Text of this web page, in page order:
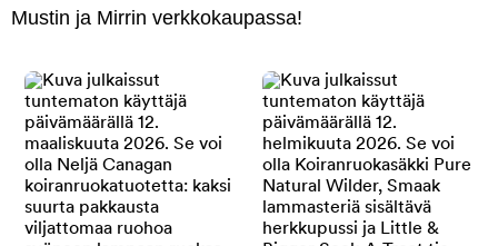
Mustin ja Mirrin verkkokaupassa!